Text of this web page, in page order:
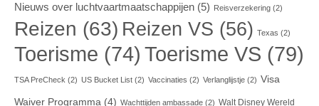
Nieuws over luchtvaartmaatschappijen (5) Reisverzekering (2)
Reizen (63) Reizen VS (56) Texas (2)
Toerisme (74) Toerisme VS (79)
TSA PreCheck (2) US Bucket List (2) Vaccinaties (2) Verlanglijstje (2) Visa
Waiver Programma (4) Wachttijden ambassade (2) Walt Disney Wereld